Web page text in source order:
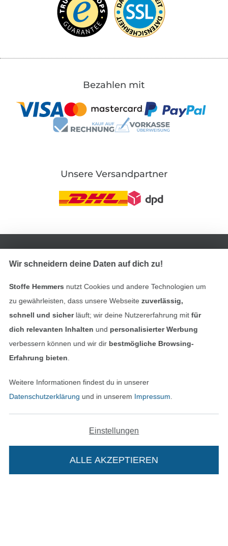
In deinen Warenkorb
Bezahlen mit
Unsere Versandpartner
Impressum
AGB
Datenschutz
Finde mehr Inspiration
Wir schneidern deine Daten auf dich zu!
Stoffe Hemmers nutzt Cookies und andere Technologien um
zu gewährleisten, dass unsere Webseite zuverlässig,
schnell und sicherläuft; wir deine Nutzererfahrung mitfür
dich relevanten Inhalten und personalisierter Werbung
verbessern können und wir dir bestmögliche Browsing-
Erfahrung bieten
Weitere Informationen findest du in unserer
Datenschutzerklärung und in unserem Impressum
Einstellungen
ALLE AKZEPTIEREN